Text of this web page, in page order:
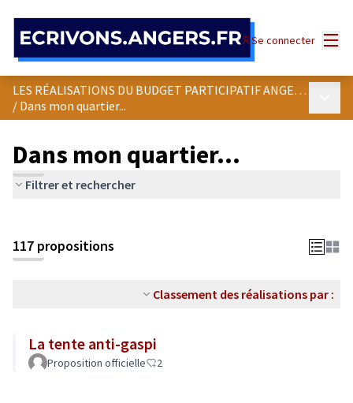
Se connecter
LES RÉALISATIONS DU BUDGET PARTICIPATIF ANGEVIN
/ Dans mon quartier...
Dans mon quartier...
Filtrer et rechercher
+
−
117 propositions
Classement des réalisations par :
La tente anti-gaspi
Proposition officielle 2